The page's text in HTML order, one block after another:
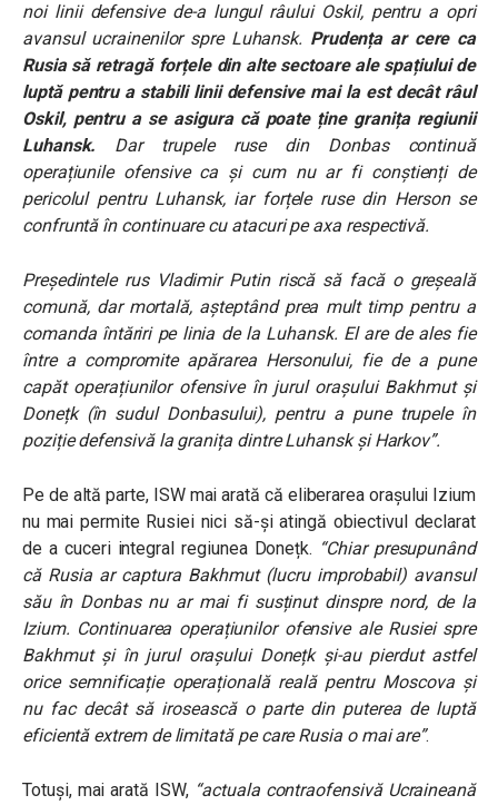
noi linii defensive de-a lungul râului Oskil, pentru a opri
avansul ucrainenilor spre Luhansk. Prudența ar cere ca
Rusia să retragă forțele din alte sectoare ale spațiului de
luptă pentru a stabili linii defensive mai la est decât râul
Oskil, pentru a se asigura că poate ține granița regiunii
Luhansk. Dar trupele ruse din Donbas continuă
operațiunile ofensive ca și cum nu ar fi conștienți de
pericolul pentru Luhansk, iar forțele ruse din Herson se
confruntă în continuare cu atacuri pe axa respectivă.
Președintele rus Vladimir Putin riscă să facă o greșeală
comună, dar mortală, așteptând prea mult timp pentru a
comanda întăriri pe linia de la Luhansk. El are de ales fie
între a compromite apărarea Hersonului, fie de a pune
capăt operațiunilor ofensive în jurul orașului Bakhmut și
Donețk (în sudul Donbasului), pentru a pune trupele în
poziție defensivă la granița dintre Luhansk și Harkov”.
Pe de altă parte, ISW mai arată că eliberarea orașului Izium
nu mai permite Rusiei nici să-și atingă obiectivul declarat
de a cuceri integral regiunea Donețk. “Chiar presupunând
că Rusia ar captura Bakhmut (lucru improbabil) avansul
său în Donbas nu ar mai fi susținut dinspre nord, de la
Izium. Continuarea operațiunilor ofensive ale Rusiei spre
Bakhmut și în jurul orașului Donețk și-au pierdut astfel
orice semnificație operațională reală pentru Moscova și
nu fac decât să irosească o parte din puterea de luptă
eficientă extrem de limitată pe care Rusia o mai are”.
Totuși, mai arată ISW, “actuala contraofensivă Ucraineană